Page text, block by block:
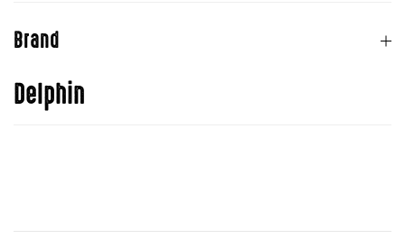
Brand
Delphin